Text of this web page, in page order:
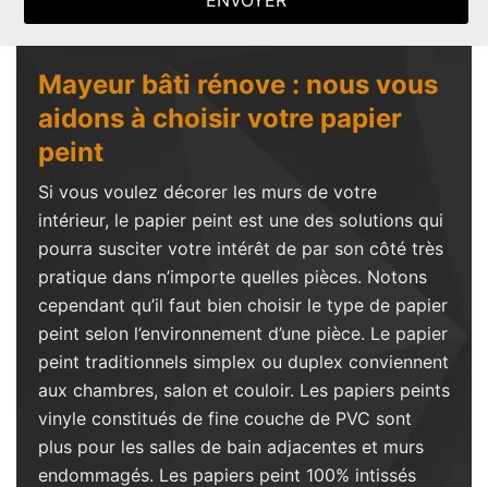
Mayeur bâti rénove : nous vous
aidons à choisir votre papier
peint
Si vous voulez décorer les murs de votre
intérieur, le papier peint est une des solutions qui
pourra susciter votre intérêt de par son côté très
pratique dans n’importe quelles pièces. Notons
cependant qu’il faut bien choisir le type de papier
peint selon l’environnement d’une pièce. Le papier
peint traditionnels simplex ou duplex conviennent
aux chambres, salon et couloir. Les papiers peints
vinyle constitués de fine couche de PVC sont
plus pour les salles de bain adjacentes et murs
endommagés. Les papiers peint 100% intissés